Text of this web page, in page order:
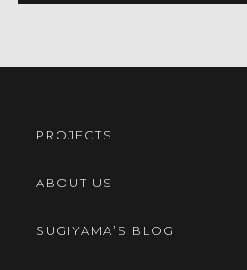
PROJECTS
ABOUT US
SUGIYAMA’S BLOG